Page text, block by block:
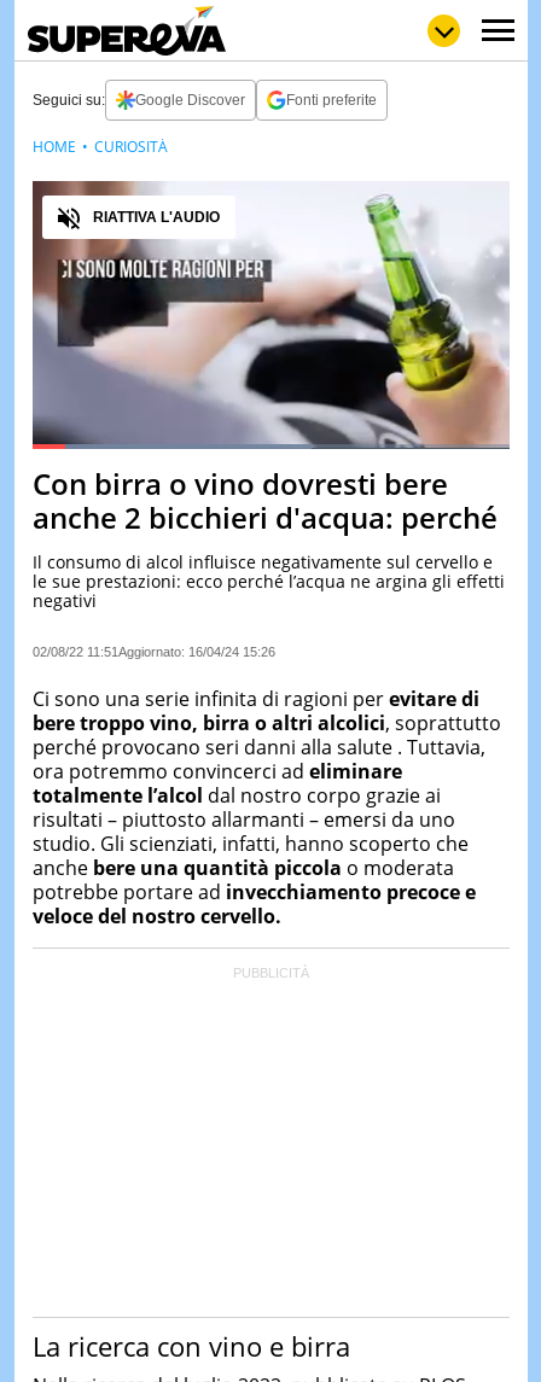
WOW
POP
VIDEO
& TV
TEST
&
LE
DI
IERI
Seguici su: Google Discover Fonti preferite
PauseUnmute
Loaded:58.62%
Audio
RIATTIVA L'AUDIO
Con birra o vino dovresti bere
anche 2 bicchieri d'acqua: perché
Il consumo di alcol influisce negativamente sul cervello e
le sue prestazioni: ecco perché l’acqua ne argina gli effetti
negativi
02/08/22 11:51 Aggiornato: 16/04/24 15:26
HOME CURIOSITÀ
Ci sono una serie infinita di ragioni perevitare di
bere troppo vino, birra o altri alcolici, soprattutto
perché provocano seri danni alla salute . Tuttavia,
ora potremmo convincerci ad eliminare
totalmente l’alcol dal nostro corpo grazie ai
risultati – piuttosto allarmanti – emersi da uno
studio. Gli scienziati, infatti, hanno scoperto che
anche bere una quantità piccola o moderata
potrebbe portare ad invecchiamento precoce e
veloce del nostro cervello.
La ricerca con vino e birra